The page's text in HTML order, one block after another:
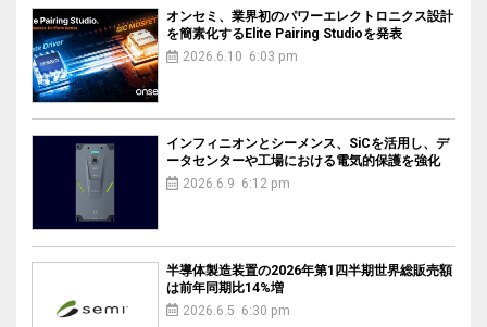
オンセミ、業界初のパワーエレクトロニクス設計
を簡素化するElite Pairing Studioを発表
2026.6.10 6:03 pm
インフィニオンとシーメンス、SiCを活用し、デ
ータセンターや工場における電気的保護を強化
2026.6.9 6:12 pm
半導体製造装置の2026年第1四半期世界総販売額
は前年同期比14%増
2026.6.5 6:30 pm